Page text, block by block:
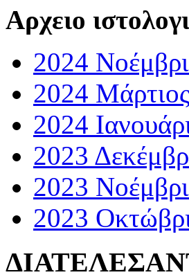
Αρχειο
2024
2024 Μάρτιος
2024
2023
2023
2023